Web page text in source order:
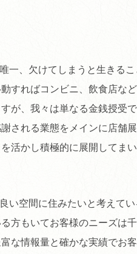
一、欠けてしまうと生きるこ
すればコンビニ、飲食店な
が、我々は単なる金銭授受
される業態をメインに店舗
活かし積極的に展開してまい
い空間に住みたいと考えて
方もいてお客様のニーズは千
な情報量と確かな実績でお